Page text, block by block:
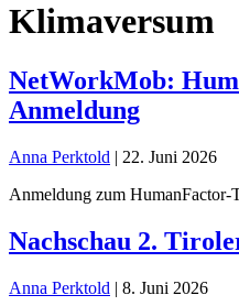
Klimaversum
NetWorkMob:
Anmeldung
Anna Perktold | 22. Juni 2026
Anmeldung zum HumanFactor-
Nachschau 2.
Anna Perktold | 8. Juni 2026